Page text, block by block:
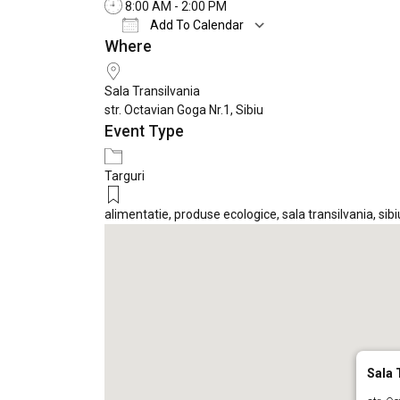
8:00 AM - 2:00 PM
Add To Calendar
Download ICS
Where
Sala Transilvania
str. Octavian Goga Nr.1, Sibiu
Event Type
Targuri
alimentatie, produse ecologice, sala transilvania,
Sala